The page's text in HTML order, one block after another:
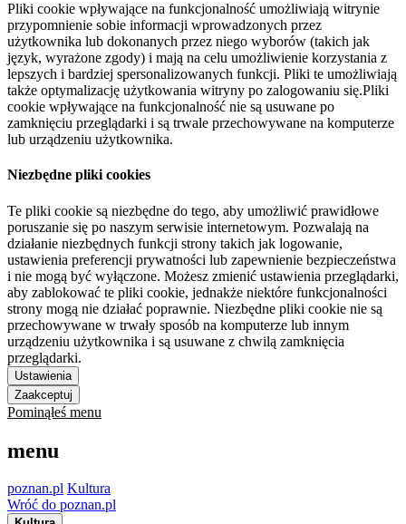
Pliki cookie wpływające na funkcjonalność umożliwiają witrynie
przypomnienie sobie informacji wprowadzonych przez
użytkownika lub dokonanych przez niego wyborów (takich jak
język, wyrażone zgody) i mają na celu umożliwienie korzystania z
lepszych i bardziej spersonalizowanych funkcji. Pliki te umożliwiają
także optymalizację użytkowania witryny po zalogowaniu się.Pliki
cookie wpływające na funkcjonalność nie są usuwane po
zamknięciu przeglądarki i są trwale przechowywane na komputerze
lub urządzeniu użytkownika.
Niezbędne pliki cookies
Te pliki cookie są niezbędne do tego, aby umożliwić prawidłowe
poruszanie się po naszym serwisie internetowym. Pozwalają na
działanie niezbędnych funkcji strony takich jak logowanie,
ustawienia preferencji prywatności lub zapewnienie bezpieczeństwa
i nie mogą być wyłączone. Możesz zmienić ustawienia przeglądarki,
aby zablokować te pliki cookie, jednakże niektóre funkcjonalności
strony mogą nie działać poprawnie. Niezbędne pliki cookie nie są
przechowywane w trwały sposób na komputerze lub innym
urządzeniu użytkownika i są usuwane z chwilą zamknięcia
przeglądarki.
Ustawienia
Zaakceptuj
Pominąłeś menu
menu
poznan.pl Kultura
Wróć do poznan.pl